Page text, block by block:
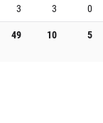
3 3
0
49 10 5